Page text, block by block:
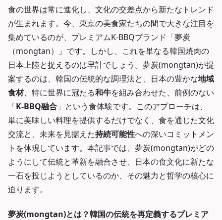
食の世界は常に進化し、文化の交差点から新たなトレンド
が生まれます。今、東京の美食家たちの間で大きな注目を
集めているのが、プレミアムK-BBQブランド「夢炭
（mongtan）」です。しかし、これを単なる韓国焼肉の
日本上陸と捉えるのは早計でしょう。夢炭(mongtan)が提
案するのは、韓国の伝統的な調理法と、日本の豊かな地域
食材、特に世界に冠たる和牛を組み合わせた、前例のない
「K-BBQ融合 」という食体験です。このアプローチは、
単に美味しい料理を提供するだけでなく、食を通じた文化
交流と、未来を見据えた持続可能性への深いコミットメン
トを体現しています。本記事では、夢炭(mongtan)がどの
ようにして伝統と革新を融合させ、日本の食文化に新たな
一石を投じようとしているのか、その魅力と哲学の核心に
迫ります。
夢炭(mongtan)とは？韓国の伝統を再定義するプレミア